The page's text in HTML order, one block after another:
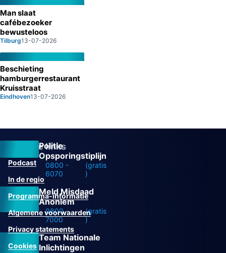
Man slaat
cafébezoeker
bewusteloos
Tilburg13-07-2026
Beschieting
hamburgerrestaurant
Kruisstraat
Eindhoven13-07-2026
Politie
Opsporingstiplijn
0800 -
6070
(gratis
)
Meld Misdaad
Anoniem
0800 -
7000
(gratis
)
Team Nationale
Inlichtingen
Overige links
Podcast
In de regio
Programma-informatie
Algemene voorwaarden
Privacy statements
Cookies